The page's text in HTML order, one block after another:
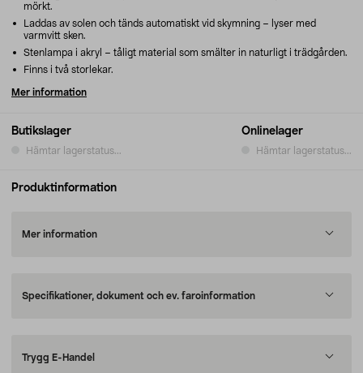
Butikslager
Hämtar lagerstatus...
Onlinelager
Hämtar lagerstatus...
mörkt.
Laddas av solen och tänds automatiskt vid skymning – lyser med
varmvitt sken.
Stenlampa i akryl – tåligt material som smälter in naturligt i trädgården.
Finns i två storlekar.
Mer information
Produktinformation
Mer information
Specifikationer, dokument och ev. faroinformation
Trygg E-Handel